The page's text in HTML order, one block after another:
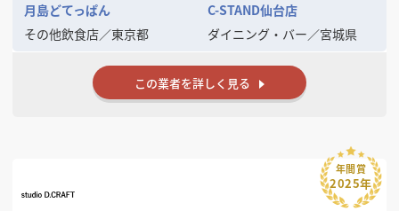
月島どてっぱん
その他飲食店／東京都
C-STAND仙台店
ダイニング・バー／宮城県
この業者を詳しく見る
年間賞
2025年